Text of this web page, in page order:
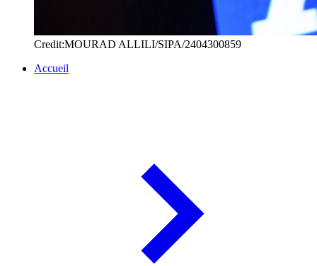
Credit:MOURAD ALLILI/SIPA/2404300859
Accueil